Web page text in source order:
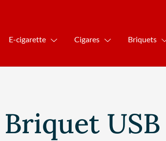
E-cigarette Cigares Briquets
Briquet USB